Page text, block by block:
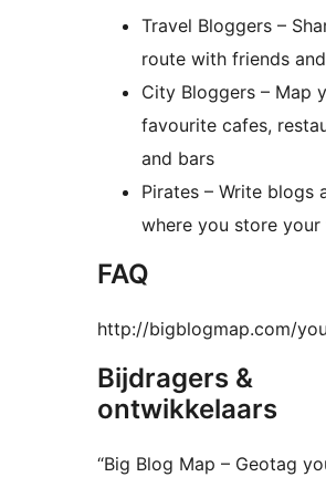
Travel Bloggers –
route with friends
City Bloggers – Map
favourite cafes,
and bars
Pirates – Write blogs
where you store your
FAQ
http://bigblogmap.com/
Bijdragers &
ontwikkelaars
“Big Blog Map – Geotag